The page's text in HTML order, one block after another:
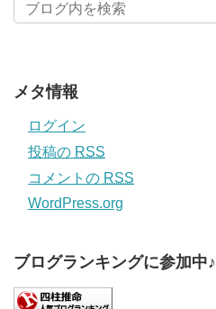
メタ情報
ログイン
投稿の RSS
コメントの RSS
WordPress.org
ブログランキングに参加中♪